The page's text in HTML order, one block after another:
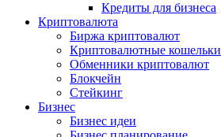
Кредиты для бизнеса
Криптовалюта
Биржа криптовалют
Криптовалютные кошельки
Обменники криптовалют
Блокчейн
Стейкинг
Бизнес
Бизнес идеи